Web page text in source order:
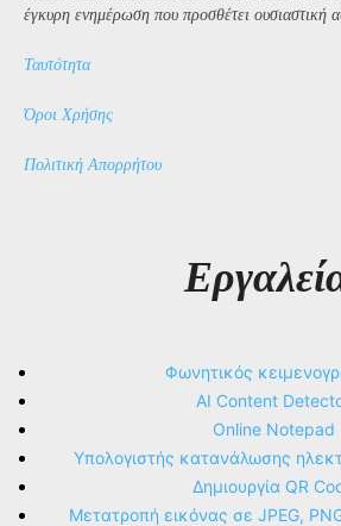
έγκυρη ενημέρωση που προσθέτει ουσιαστική
Ταυτότητα
Όροι Χρήσης
Πολιτική Απορρήτου
Φωνητικός
AI Content
Online Notepad
Υπολογιστής κατανάλωσης
Δημιουργία QR
Μετατροπή εικόνας σε JPEG,